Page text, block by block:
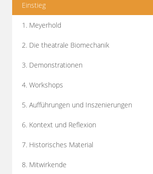
Einstieg
1. Meyerhold
2. Die theatrale Biomechanik
3. Demonstrationen
4. Workshops
5. Aufführungen und Inszenierungen
6. Kontext und Reflexion
7. Historisches Material
8. Mitwirkende